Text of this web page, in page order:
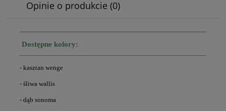
Opinie o produkcie (0)
Dostępne kolory:
- kasztan wenge
- śliwa wallis
- dąb sonoma